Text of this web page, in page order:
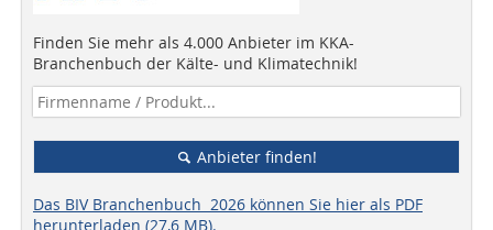
Finden Sie mehr als 4.000 Anbieter im KKA-
Branchenbuch der Kälte- und Klimatechnik!
Anbieter finden!
Das BIV Branchenbuch 2026 können Sie hier als PDF
herunterladen (27,6 MB).